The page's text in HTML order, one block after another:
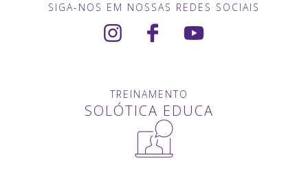
SIGA-NOS EM NOSSAS REDES SOCIAIS
TREINAMENTO
SOLÓTICA EDUCA